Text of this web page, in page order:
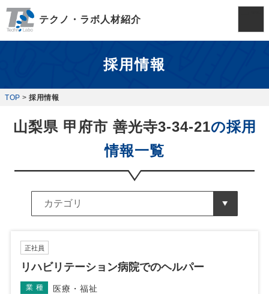
テクノ・ラボ人材紹介
採用情報
TOP > 採用情報
山梨県 甲府市 善光寺3-34-21の採用
情報一覧
正社員
リハビリテーション病院でのヘルパー
業種 医療・福祉